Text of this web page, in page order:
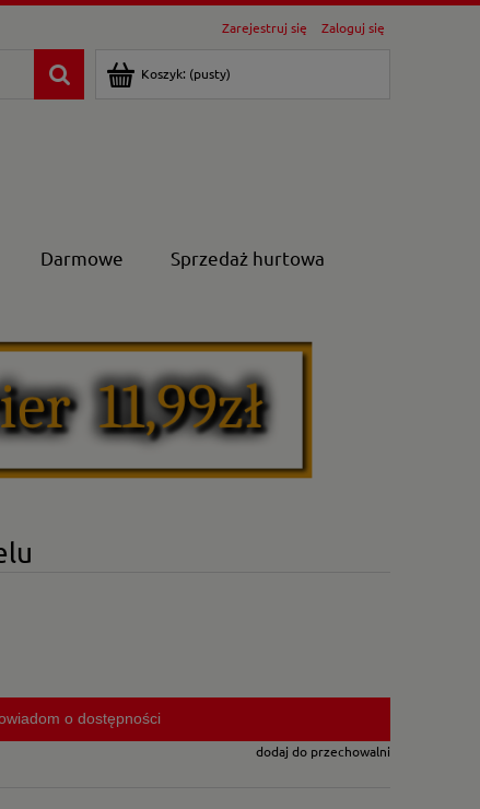
Zarejestruj się Zaloguj się
Koszyk: (pusty)
Darmowe Sprzedaż hurtowa
o dostępności
dodaj do przechowalni